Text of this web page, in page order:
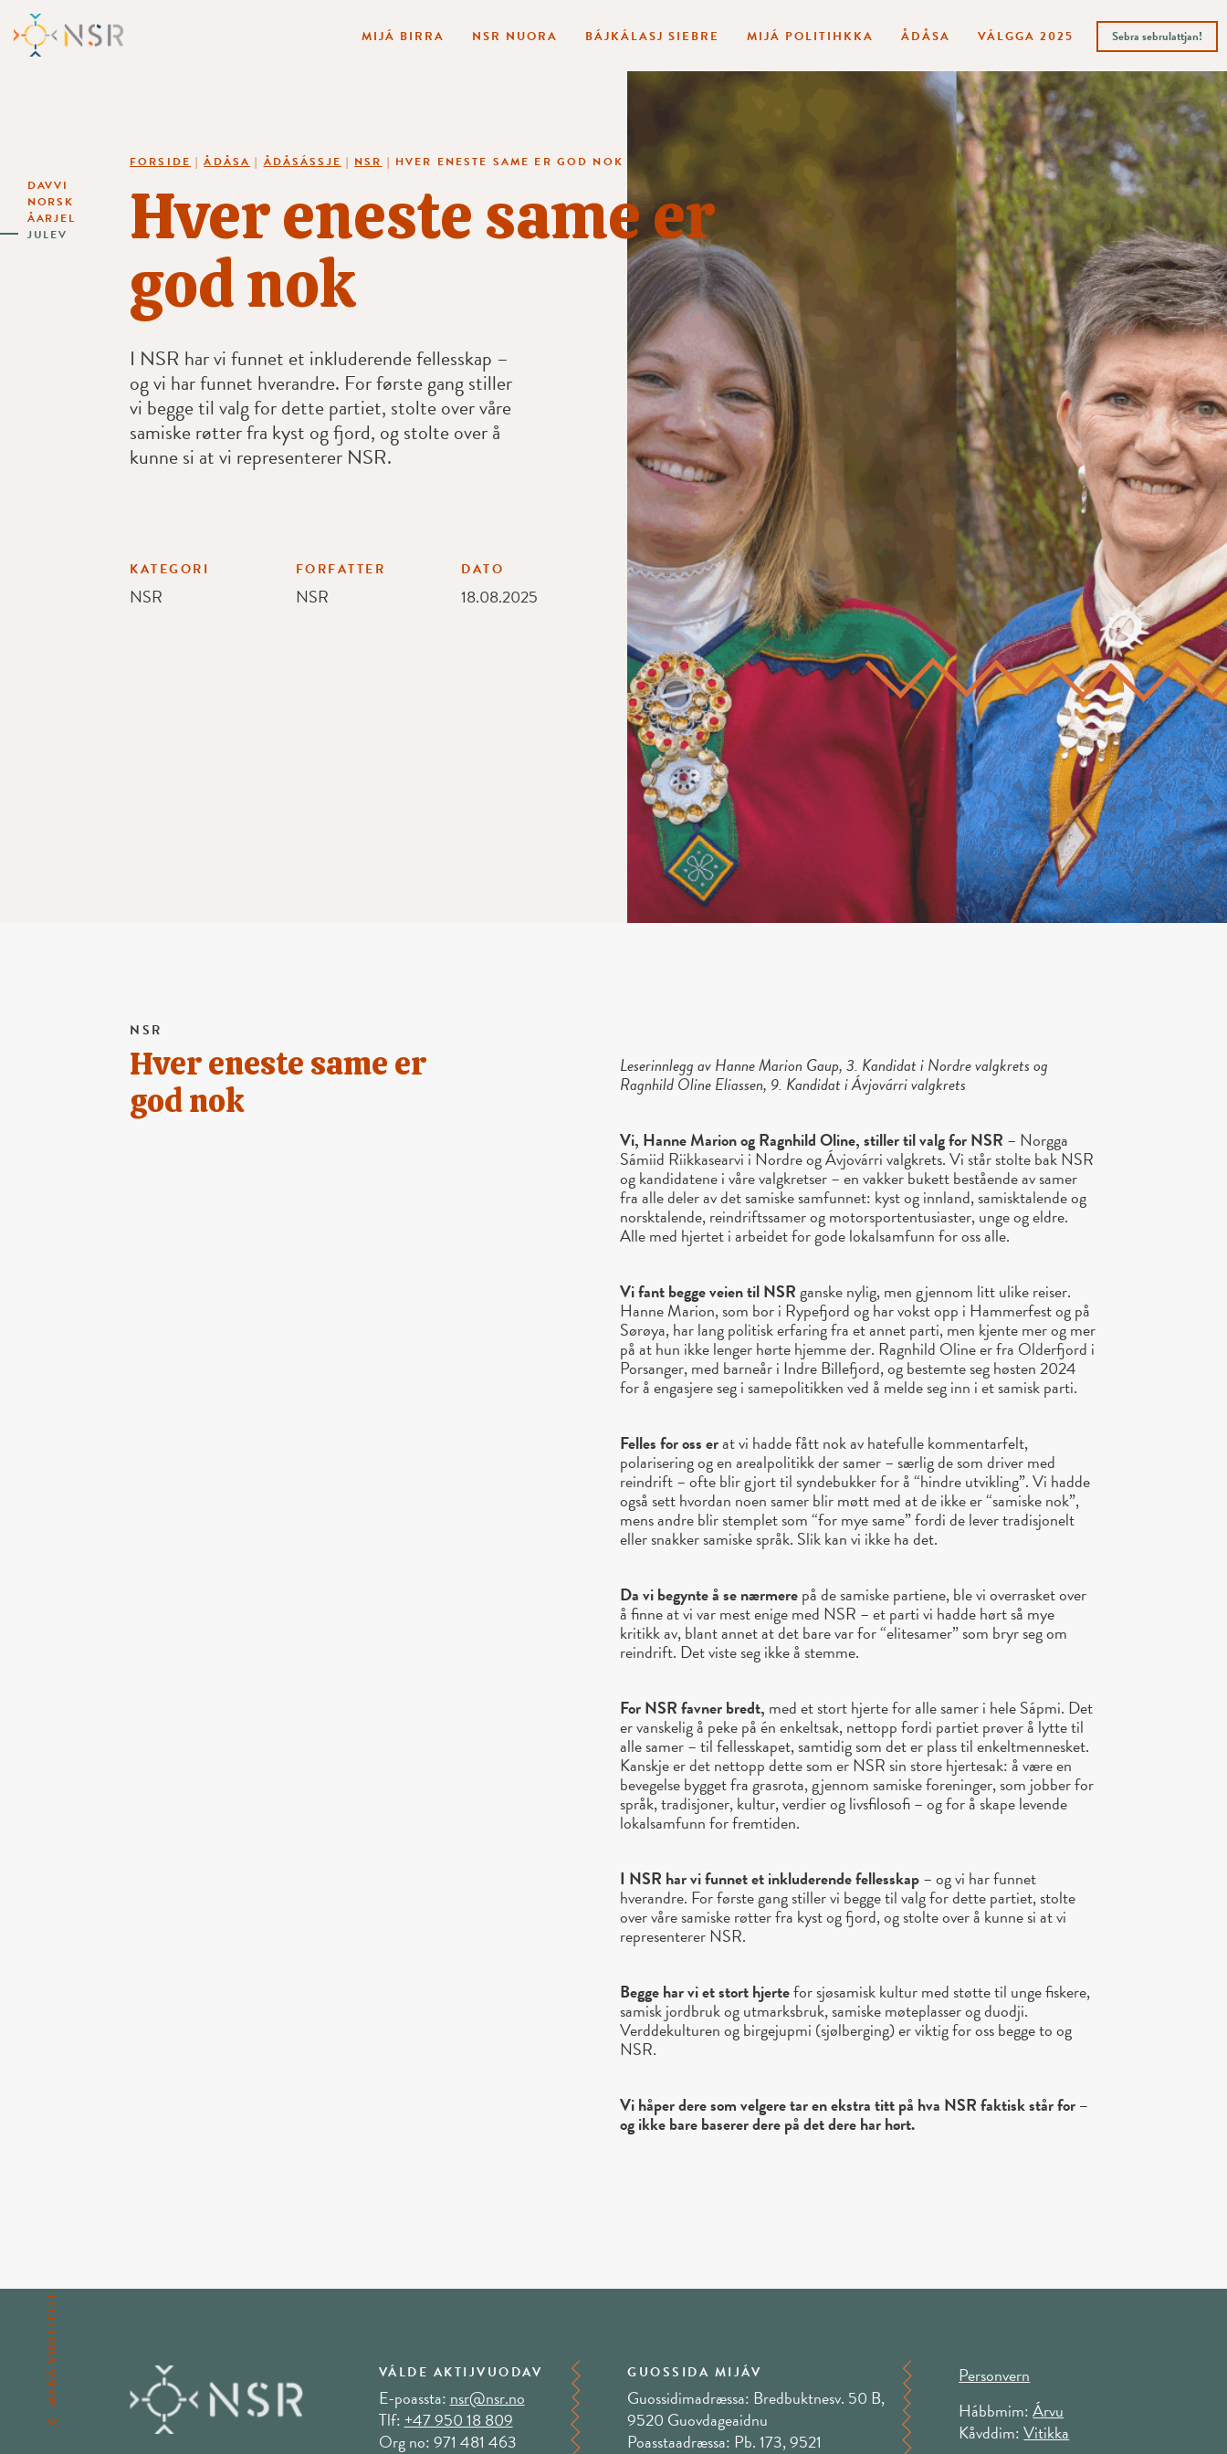
DAVVI
NORSK
ÅARJEL
JULEV
MANÁ VUOLLELIJ
MIJÁ BIRRA NSR NUORA BÁJKÁLASJ SIEBRE MIJÁ POLITIHKKA ÅDÅSA VÁLGGA 2025 Sebra sebrulattjan!
FORSIDE |ÅDÅSA | ÅDÅSÁSSJE | NSR | HVER ENESTE SAME ER GOD NOK
Hver eneste same er
god nok
I NSR har vi funnet et inkluderende fellesskap –
og vi har funnet hverandre. For første gang stiller
vi begge til valg for dette partiet, stolte over våre
samiske røtter fra kyst og fjord, og stolte over å
kunne si at vi representerer NSR.
KATEGORI
NSR
FORFATTER
NSR
DATO
18.08.2025
NSR
Hver eneste same er
god nok
Leserinnlegg av Hanne Marion Gaup, 3. Kandidat i Nordre valgkrets og
Ragnhild Oline Eliassen, 9. Kandidat i Ávjovárri valgkrets
Vi, Hanne Marion og Ragnhild Oline, stiller til valg for NSR – Norgga
Sámiid Riikkasearvi i Nordre og Ávjovárri valgkrets. Vi står stolte bak NSR
og kandidatene i våre valgkretser – en vakker bukett bestående av samer
fra alle deler av det samiske samfunnet: kyst og innland, samisktalende og
norsktalende, reindriftssamer og motorsportentusiaster, unge og eldre.
Alle med hjertet i arbeidet for gode lokalsamfunn for oss alle.
Vi fant begge veien til NSRganske nylig, men gjennom litt ulike reiser.
Hanne Marion, som bor i Rypefjord og har vokst opp i Hammerfest og på
Sørøya, har lang politisk erfaring fra et annet parti, men kjente mer og mer
på at hun ikke lenger hørte hjemme der. Ragnhild Oline er fra Olderfjord i
Porsanger, med barneår i Indre Billefjord, og bestemte seg høsten 2024
for å engasjere seg i samepolitikken ved å melde seg inn i et samisk parti.
Felles for oss erat vi hadde fått nok av hatefulle kommentarfelt,
polarisering og en arealpolitikk der samer – særlig de som driver med
reindrift – ofte blir gjort til syndebukker for å “hindre utvikling”. Vi hadde
også sett hvordan noen samer blir møtt med at de ikke er “samiske nok”,
mens andre blir stemplet som “for mye same” fordi de lever tradisjonelt
eller snakker samiske språk. Slik kan vi ikke ha det.
Da vi begynte å se nærmerepå de samiske partiene, ble vi overrasket over
å finne at vi var mest enige med NSR – et parti vi hadde hørt så mye
kritikk av, blant annet at det bare var for “elitesamer” som bryr seg om
reindrift. Det viste seg ikke å stemme.
For NSR favner bredt, med et stort hjerte for alle samer i hele Sápmi. Det
er vanskelig å peke på én enkeltsak, nettopp fordi partiet prøver å lytte til
alle samer – til fellesskapet, samtidig som det er plass til enkeltmennesket.
Kanskje er det nettopp dette som er NSR sin store hjertesak: å være en
bevegelse bygget fra grasrota, gjennom samiske foreninger, som jobber for
språk, tradisjoner, kultur, verdier og livsfilosofi – og for å skape levende
lokalsamfunn for fremtiden.
I NSR har vi funnet et inkluderende fellesskap– og vi har funnet
hverandre. For første gang stiller vi begge til valg for dette partiet, stolte
over våre samiske røtter fra kyst og fjord, og stolte over å kunne si at vi
representerer NSR.
Begge har vi et stort hjertefor sjøsamisk kultur med støtte til unge fiskere,
samisk jordbruk og utmarksbruk, samiske møteplasser og duodji.
Verddekulturen og birgejupmi (sjølberging) er viktig for oss begge to og
NSR.
Vi håper dere som velgere tar en ekstra titt på hva NSR faktisk står for –
og ikke bare baserer dere på det dere har hørt.
VÁLDE AKTIJVUODAV
E-poassta: nsr@nsr.no
Tlf:+47 950 18 809
Org no: 971 481 463
GUOSSIDA MIJÁV
Guossidimadræssa: Bredbuktnesv. 50 B,
9520 Guovdageaidnu
Poasstaadræssa: Pb. 173, 9521
Personvern
Hábbmim:Árvu
Kåvddim:Vitikka